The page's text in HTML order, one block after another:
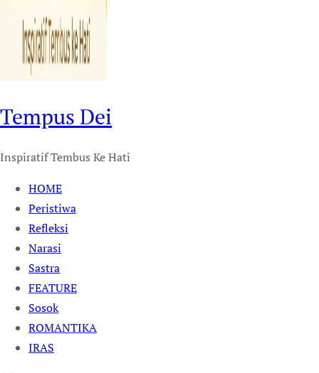
Tempus Dei
Inspiratif Tembus Ke Hati
HOME
Peristiwa
Refleksi
Narasi
Sastra
FEATURE
Sosok
ROMANTIKA
IRAS